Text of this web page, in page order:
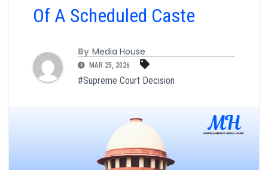
Of A Scheduled Caste
By Media House
MAR 25, 2026
#Supreme Court Decision